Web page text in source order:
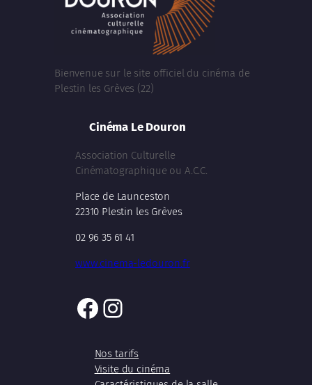
Bienvenue sur le site officiel du cinéma de
Plestin les Grèves (22)
Cinéma Le Douron
Association Culturelle
Cinématographique ou A.C.C.
Place de Launceston
22310 Plestin les Grèves
02 96 35 61 41
www.cinema-ledouron.fr
Facebook
Instagram
Nos tarifs
Visite du cinéma